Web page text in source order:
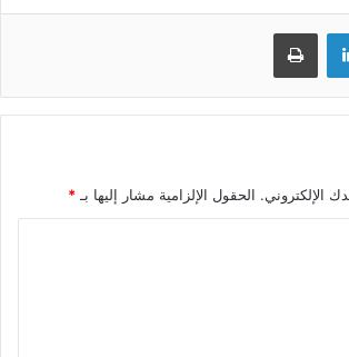
لينكدإن طباعة
الإلكتروني. الحقول الإلزامية مشار إليها بـ *